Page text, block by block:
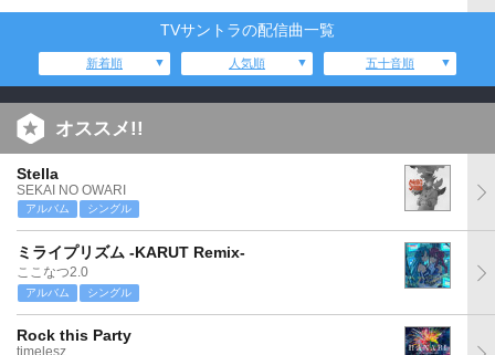
TVサントラの配信曲一覧
新着順 人気順 五十音順
オススメ!!
Stella
SEKAI NO OWARI
アルバム シングル
ミライプリズム -KARUT Remix-
ここなつ2.0
アルバム シングル
Rock this Party
timelesz